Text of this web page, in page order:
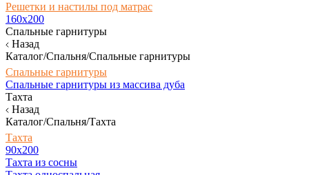
Решетки и настилы под матрас
160х200
Спальные гарнитуры
Назад
Каталог/Спальня/Спальные гарнитуры
Спальные гарнитуры
Спальные гарнитуры из массива дуба
Тахта
Назад
Каталог/Спальня/Тахта
Тахта
90х200
Тахта из сосны